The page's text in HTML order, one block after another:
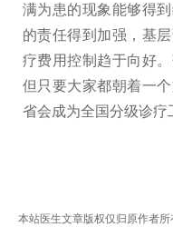
满为患的现象能够得
的责任得到加强，基
疗费用控制趋于向好
但只要大家都朝着一
省会成为全国分级诊疗
本站医生文章版权仅归原作者